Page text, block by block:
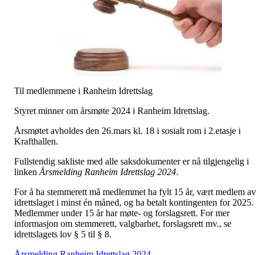
Til medlemmene i Ranheim Idrettslag
Styret minner om årsmøte 2024 i Ranheim Idrettslag.
Årsmøtet avholdes den 26.mars kl. 18 i sosialt rom i 2.etasje i
Krafthallen.
Fullstendig sakliste med alle saksdokumenter er nå tilgjengelig i
linken Årsmelding Ranheim Idrettslag 2024.
For å ha stemmerett må medlemmet ha fylt 15 år, vært medlem av
idrettslaget i minst én måned, og ha betalt kontingenten for 2025.
Medlemmer under 15 år har møte- og forslagsrett. For mer
informasjon om stemmerett, valgbarhet, forslagsrett mv., se
idrettslagets lov § 5 til § 8.